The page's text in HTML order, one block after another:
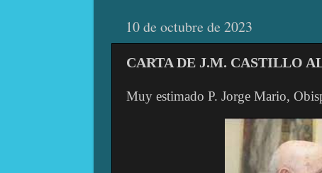
10 de octubre de 2023
CARTA DE J.M. CASTILLO
Muy estimado P. Jorge Mario,